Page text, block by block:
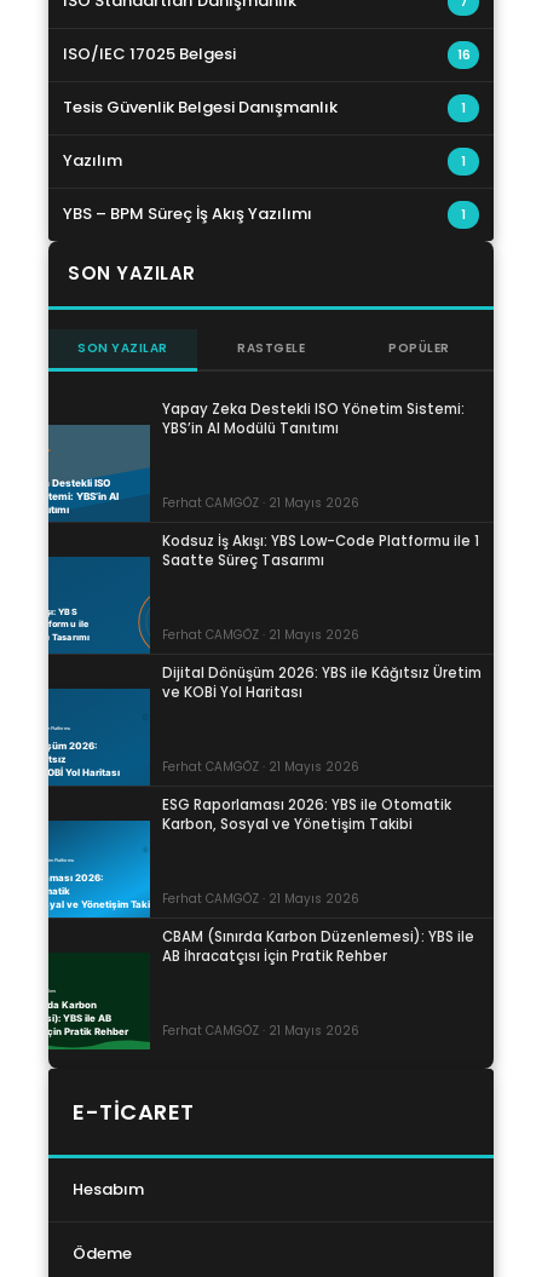
ISO/IEC 17025 Belgesi 16
Tesis Güvenlik Belgesi Danışmanlık 1
Yazılım 1
YBS – BPM Süreç İş Akış Yazılımı 1
SON YAZILAR
SON YAZILAR RASTGELE POPÜLER
Yapay Zeka Destekli ISO Yönetim Sistemi:
YBS’in AI Modülü Tanıtımı
Ferhat CAMGÖZ · 21 Mayıs 2026
Kodsuz İş Akışı: YBS Low-Code Platformu ile 1
Saatte Süreç Tasarımı
Ferhat CAMGÖZ · 21 Mayıs 2026
Dijital Dönüşüm 2026: YBS ile Kâğıtsız Üretim
ve KOBİ Yol Haritası
Ferhat CAMGÖZ · 21 Mayıs 2026
ESG Raporlaması 2026: YBS ile Otomatik
Karbon, Sosyal ve Yönetişim Takibi
Ferhat CAMGÖZ · 21 Mayıs 2026
CBAM (Sınırda Karbon Düzenlemesi): YBS ile
AB İhracatçısı İçin Pratik Rehber
Ferhat CAMGÖZ · 21 Mayıs 2026
E-TICARET
Hesabım
Ödeme